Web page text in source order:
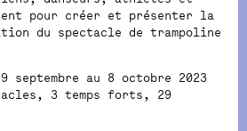
pour créer et présenter la
du spectacle de trampoline
septembre au 8 octobre 2023
3 temps forts, 29